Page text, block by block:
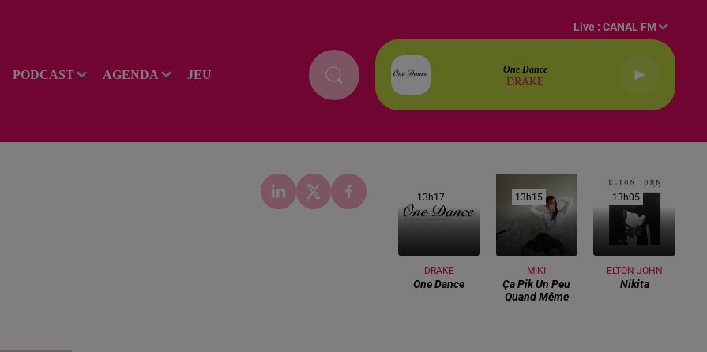
PODCAST AGENDA JEU
Live :CANAL FM
One Dance
DRAKE
13h17
13h17
DRAKE
One Dance
13h15
13h15
MIKI
Ça Pik Un Peu
Quand Même
13h05
13h05
ELTON JOHN
Nikita